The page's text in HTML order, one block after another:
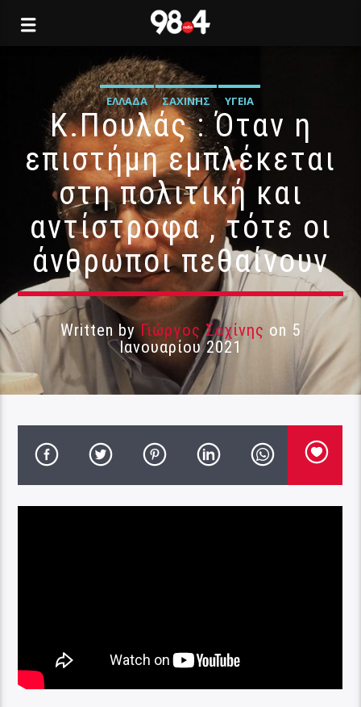
ΕΛΛΆΔΑ ΣΑΧΊΝΗΣ ΥΓΕΊΑ
Κ.Πουλάς : Όταν η
επιστήμη εμπλέκεται
στη πολιτική και
αντίστροφα , τότε οι
άνθρωποι πεθαίνουν
Written byΓιώργος Σαχίνης on 5
Ιανουαρίου 2021